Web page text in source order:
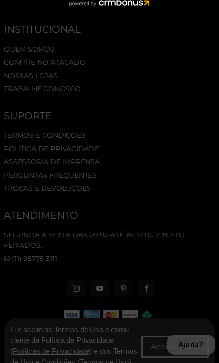
INSTITUCIONAL
QUEM SOMOS
COMPRE NO ATACADO
NOSSAS LOJAS
TRABALHE CONOSCO
SUPORTE
TERMOS E CONDIÇÕES
POLÍTICA DE PRIVACIDADE
ASSESSORIA DE IMPRENSA
PERGUNTAS FREQUENTES
TROCAS E DEVOLUÇÕES
ATENDIMENTO
SEGUNDA À SEXTA DAS 09:00 ATÉ ÀS 17:00, EXCETO
FERIADOS.
(11) 95775-3111
© 2026 New Era Cap. Todos os direitos reservados.
Li e aceito os Termos de Uso e estou
ciente da Política de Privacidade
(Políticas de Privacidade) e dos Termos
Ajuda?